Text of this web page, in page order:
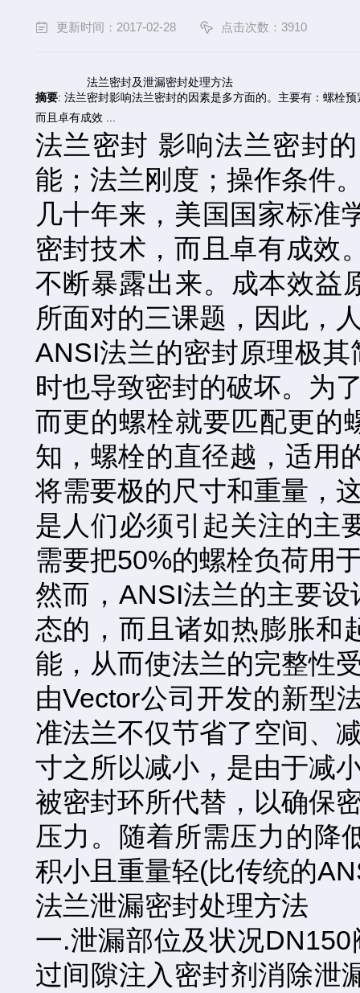
更新时间：2017-02-28 点击次数：3910
法兰密封及泄漏密封处理方法
摘要: 法兰密封影响法兰密封的因素是多方面的。主要有：螺栓
而且卓有成效 ...
法兰密封 影响法兰密封
能；法兰刚度；操作条件
几十年来，美国国家标准
密封技术，而且卓有成效
不断暴露出来。成本效益
所面对的三课题，因此，
ANSI法兰的密封原理极
时也导致密封的破坏。为
而更的螺栓就要匹配更的
知，螺栓的直径越，适用
将需要极的尺寸和重量，
是人们必须引起关注的主
需要把50%的螺栓负荷用
然而，ANSI法兰的主要
态的，而且诸如热膨胀和
能，从而使法兰的完整性
由Vector公司开发的新型
准法兰不仅节省了空间、
寸之所以减小，是由于减
被密封环所代替，以确保
压力。随着所需压力的降
积小且重量轻(比传统的
法兰泄漏密封处理方法
一.泄漏部位及状况
过间隙注入密封剂消除泄